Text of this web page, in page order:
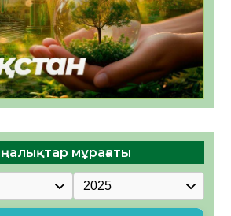
мұрағаты